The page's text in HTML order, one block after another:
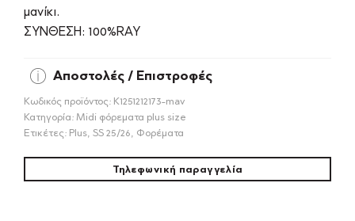
μανίκι.
ΣΥΝΘΕΣΗ: 100%RAY
Αποστολές / Επιστροφές
Κωδικός προϊόντος: Κ1251212173-mav
Κατηγορία: Midi φόρεματα plus size
Ετικέτες: Plus SS 25/26 Φορέματα
Τηλεφωνική παραγγελία